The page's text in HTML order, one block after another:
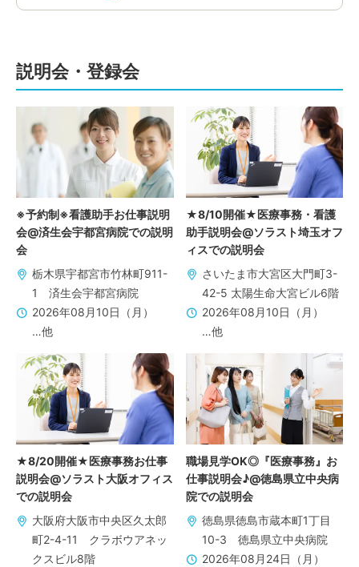
説明会・登録会
※予約制※看護助手お仕事説明
会@済生会宇都宮病院での説明
会
栃木県宇都宮市竹林町911-
1 済生会宇都宮病院
2026年08月10日（月）
…他
★8/10開催★医療事務・看護
助手説明会@ソラスト埼玉オフ
ィスでの説明会
さいたま市大宮区大門町3-
42-5 太陽生命大宮ビル6階
2026年08月10日（月）
…他
★8/20開催★医療事務お仕事
説明会@ソラスト大阪オフィス
での説明会
大阪府大阪市中央区久太郎
町2-4-11 クラボウアネッ
クスビル8階
職場見学OK◎『医療事務』お
仕事説明会♪@徳島県立中央病
院での説明会
徳島県徳島市蔵本町1丁目
10-3 徳島県立中央病院
2026年08月24日（月）